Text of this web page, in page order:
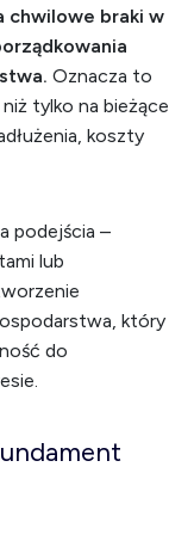
chwilowe braki w
Oznacza to
tylko na bieżące
koszty
podejścia –
lub
który
do